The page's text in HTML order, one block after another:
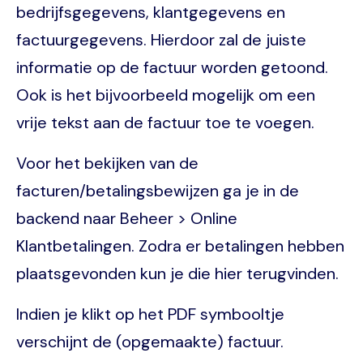
bedrijfsgegevens, klantgegevens en
factuurgegevens. Hierdoor zal de juiste
informatie op de factuur worden getoond.
Ook is het bijvoorbeeld mogelijk om een
vrije tekst aan de factuur toe te voegen.
Voor het bekijken van de
facturen/betalingsbewijzen ga je in de
backend naar Beheer > Online
Klantbetalingen. Zodra er betalingen hebben
plaatsgevonden kun je die hier terugvinden.
Indien je klikt op het PDF symbooltje
verschijnt de (opgemaakte) factuur.